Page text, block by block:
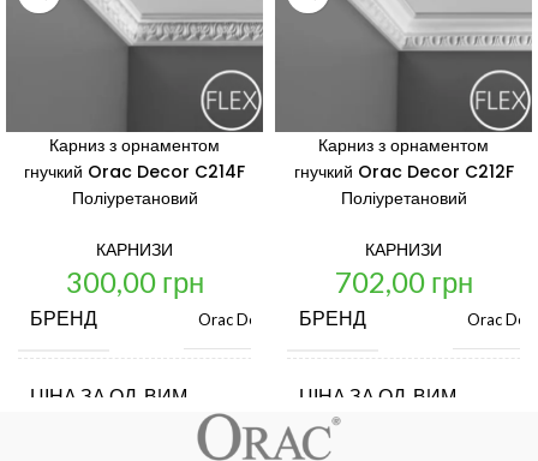
Карниз з орнаментом
гнучкий Orac Decor C214F
Поліуретановий
КАРНИЗИ
300,00 грн
БРЕНД Orac Decor
ЦІНА ЗА ОД. ВИМ.
Карниз з орнаментом
гнучкий Orac Decor C212F
Поліуретановий
КАРНИЗИ
702,00 грн
БРЕНД Orac
ЦІНА ЗА ОД. ВИМ.